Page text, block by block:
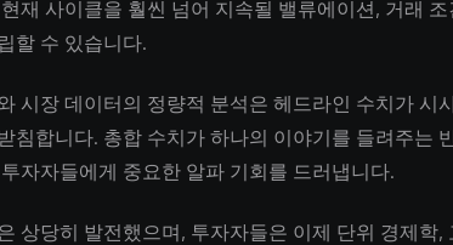
재 사이클을 훨씬 넘어 지속될 밸류에이션, 거래
할 수 있습니다.
시장 데이터의 정량적 분석은 헤드라인 수치가 시
침합니다. 총합 수치가 하나의 이야기를 들려주는
자자들에게 중요한 알파 기회를 드러냅니다.
상당히 발전했으며, 투자자들은 이제 단위 경제학,